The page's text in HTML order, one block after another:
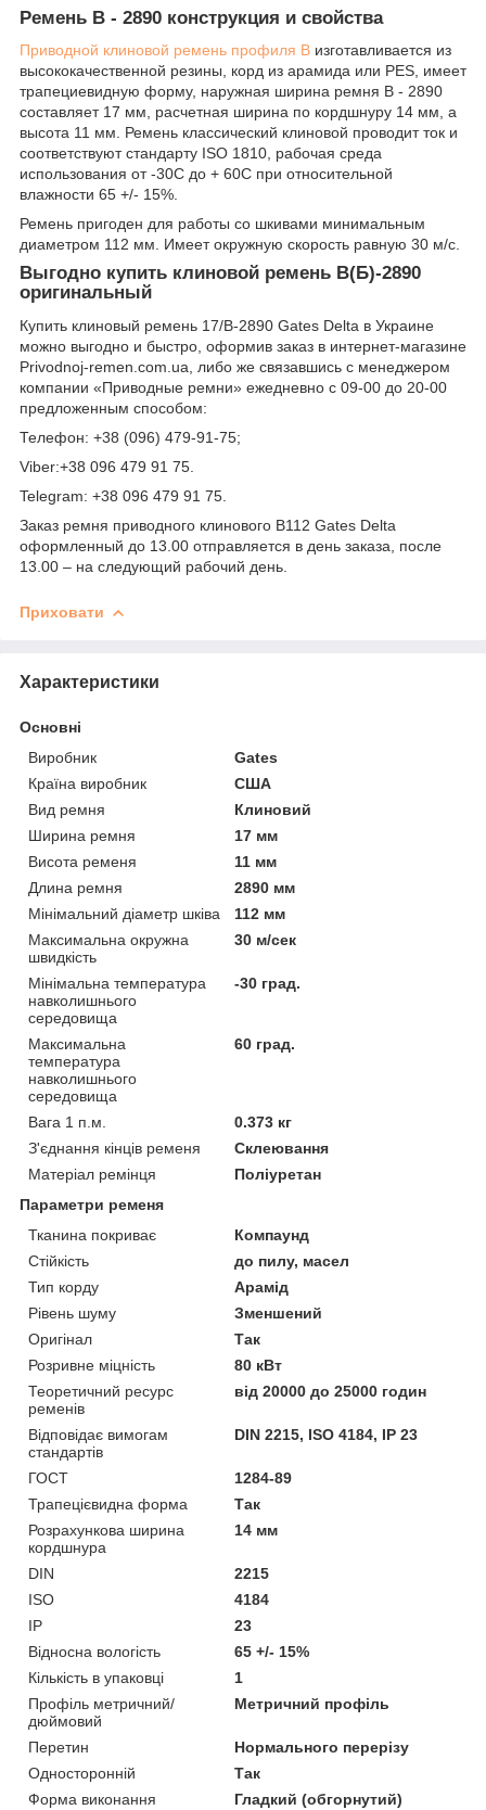
Ремень B - 2890 конструкция и свойства
Приводной клиновой ремень профиля B изготавливается из
высококачественной резины, корд из арамида или PES, имеет
трапециевидную форму, наружная ширина ремня B - 2890
составляет 17 мм, расчетная ширина по кордшнуру 14 мм, а
высота 11 мм. Ремень классический клиновой проводит ток и
соответствуют стандарту ISO 1810, рабочая среда
использования от -30С до + 60С при относительной
влажности 65 +/- 15%.
Ремень пригоден для работы со шкивами минимальным
диаметром 112 мм. Имеет окружную скорость равную 30 м/с.
Выгодно купить клиновой ремень B(Б)-2890
оригинальный
Купить клиновый ремень 17/B-2890 Gates Delta в Украине
можно выгодно и быстро, оформив заказ в интернет-магазине
Рrivodnoj-remen.com.ua, либо же связавшись с менеджером
компании «Приводные ремни» ежедневно с 09-00 до 20-00
предложенным способом:
Телефон: +38 (096) 479-91-75;
Viber:+38 096 479 91 75.
Telegram: +38 096 479 91 75.
Заказ ремня приводного клинового B112 Gates Delta
оформленный до 13.00 отправляется в день заказа, после
13.00 – на следующий рабочий день.
Приховати
Характеристики
Основні
Виробник
Gates
Країна виробник
США
Вид ремня
Клиновий
Ширина ремня
17 мм
Висота ременя
11 мм
Длина ремня
2890 мм
Мінімальний діаметр шківа
112 мм
Максимальна окружна
швидкість
30 м/сек
Мінімальна температура
навколишнього
середовища
-30 град.
Максимальна
температура
навколишнього
середовища
60 град.
Вага 1 п.м.
0.373 кг
З'єднання кінців ременя
Склеювання
Матеріал ремінця
Поліуретан
Параметри ременя
Тканина покриває
Компаунд
Стійкість
до пилу, масел
Тип корду
Арамід
Рівень шуму
Зменшений
Оригінал
Так
Розривне міцність
80 кВт
Теоретичний ресурс
ременів
від 20000 до 25000 годин
Відповідає вимогам
стандартів
DIN 2215, ISO 4184, IP 23
ГОСТ
1284-89
Трапецієвидна форма
Так
Розрахункова ширина
кордшнура
14 мм
DIN
2215
ISO
4184
IP
23
Відносна вологість
65 +/- 15%
Кількість в упаковці
1
Профіль метричний/
дюймовий
Метричний профіль
Перетин
Нормального перерізу
Односторонній
Так
Форма виконання
Гладкий (обгорнутий)